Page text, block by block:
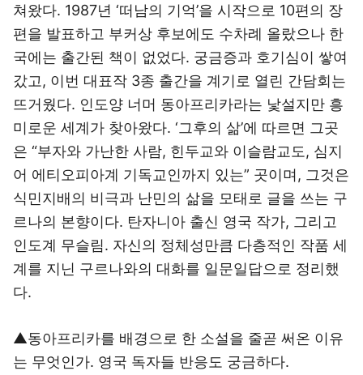
쳐왔다. 1987년 ‘떠남의 기억’을 시작으로 10편의 장
편을 발표하고 부커상 후보에도 수차례 올랐으나 한
국에는 출간된 책이 없었다. 궁금증과 호기심이 쌓여
갔고, 이번 대표작 3종 출간을 계기로 열린 간담회는
뜨거웠다. 인도양 너머 동아프리카라는 낯설지만 흥
미로운 세계가 찾아왔다. ‘그후의 삶’에 따르면 그곳
은 “부자와 가난한 사람, 힌두교와 이슬람교도, 심지
어 에티오피아계 기독교인까지 있는” 곳이며, 그것은
식민지배의 비극과 난민의 삶을 모태로 글을 쓰는 구
르나의 본향이다. 탄자니아 출신 영국 작가, 그리고
인도계 무슬림. 자신의 정체성만큼 다층적인 작품 세
계를 지닌 구르나와의 대화를 일문일답으로 정리했
다.
▲동아프리카를 배경으로 한 소설을 줄곧 써온 이유
는 무엇인가. 영국 독자들 반응도 궁금하다.